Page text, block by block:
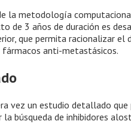
la metodología
de 3 años de duración es
que permita racionalizar el
anti-metastásicos.
vez un estudio detallado
búsqueda de inhibidores